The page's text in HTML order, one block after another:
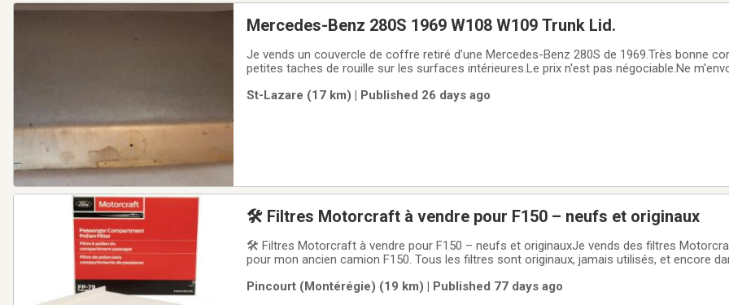
Mercedes-Benz 280S 1969 W108 W109 Trunk Lid.
Je vends un couvercle de coffre retiré d’une Mercedes-Benz 280S de 1969.Très bonne
petites taches de rouille sur les surfaces intérieures.Le prix n'est pas négociable.Ne
- - - - - - - - - - - - - - - -
St-Lazare (17 km) | Published 26 days ago
🛠️ Filtres Motorcraft à vendre pour F150 – neufs et originaux
🛠️ Filtres Motorcraft à vendre pour F150 – neufs et originauxJe vends des filtres
pour mon ancien camion F150. Tous les filtres sont originaux, jamais utilisés, et encore
autres modèles) de 2015 à 2021🔹
Pincourt (Montérégie) (19 km) | Published 77 days ago